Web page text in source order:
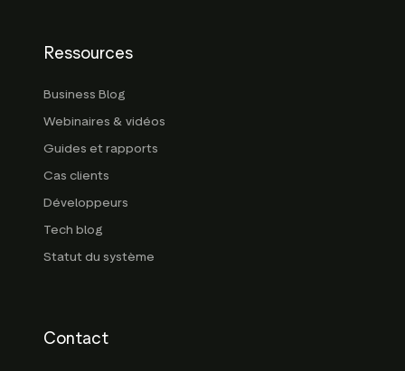
Ressources
Business Blog
Webinaires & vidéos
Guides et rapports
Cas clients
Développeurs
Tech blog
Statut du système
Contact